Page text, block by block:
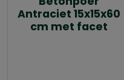
Antraciet 15x15x60
cm met facet